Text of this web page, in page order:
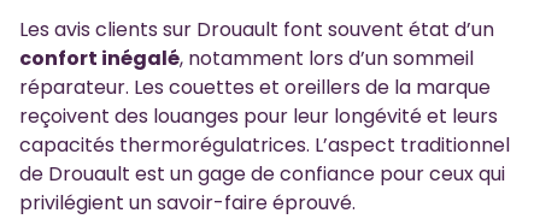
Les avis clients sur Drouault font souvent état d’un
confort inégalé, notamment lors d’un sommeil
réparateur. Les couettes et oreillers de la marque
reçoivent des louanges pour leur longévité et leurs
capacités thermorégulatrices. L’aspect traditionnel
de Drouault est un gage de confiance pour ceux qui
privilégient un savoir-faire éprouvé.